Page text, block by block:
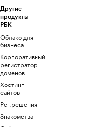
Другие
продукты
РБК
Облако для
бизнеса
Корпоративный
регистратор
доменов
Хостинг
сайтов
Рег.решения
Знакомства